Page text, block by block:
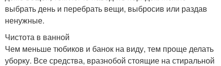
выбрать день и перебрать вещи, выбросив или раздав
ненужные.
Чистота в ванной
Чем меньше тюбиков и банок на виду, тем проще делать
уборку. Все средства, вразнобой стоящие на стиральной